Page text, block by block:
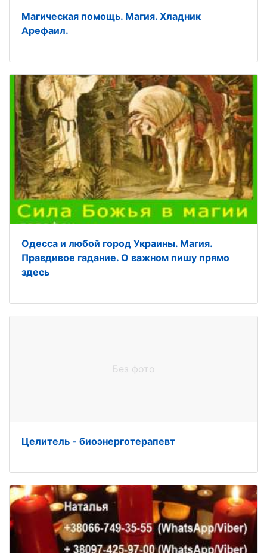
Магическая помощь. Магия. Хладник
Арефаил.
Одесса и любой город Украины. Магия.
Правдивое гадание. О важном пишу прямо
здесь
Без фото
Целитель - биоэнерготерапевт